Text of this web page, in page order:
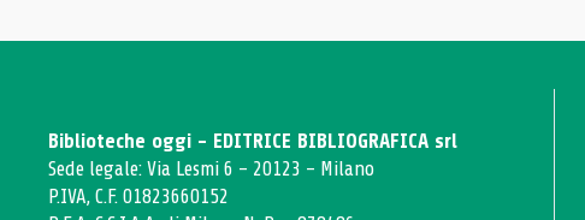
Biblioteche oggi - EDITRICE BIBLIOGRAFICA srl
Sede legale: Via Lesmi 6 - 20123 - Milano
P.IVA, C.F. 01823660152